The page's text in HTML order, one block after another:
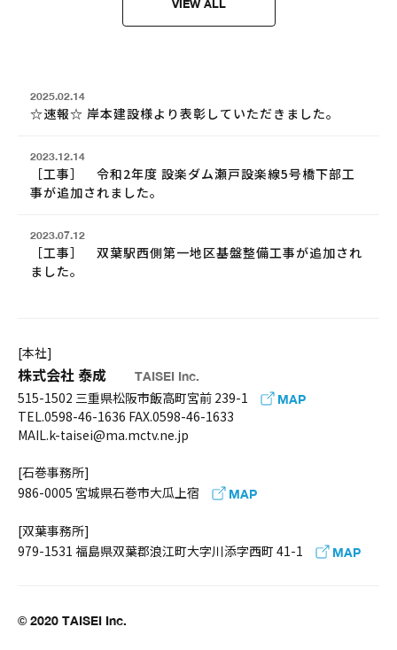
VIEW ALL
2025.02.14
☆速報☆ 岸本建設様より表彰していただきました。
2023.12.14
［工事］ 令和2年度 設楽ダム瀬戸設楽線5号橋下部工
事が追加されました。
2023.07.12
［工事］ 双葉駅西側第一地区基盤整備工事が追加され
ました。
[本社]
株式会社 泰成 TAISEI Inc.
515-1502 三重県松阪市飯高町宮前 239-1 MAP
TEL.0598-46-1636 FAX.0598-46-1633
MAIL.k-taisei@ma.mctv.ne.jp
[石巻事務所]
986-0005 宮城県石巻市大瓜上宿
MAP
[双葉事務所]
979-1531 福島県双葉郡浪江町大字川添字西町 41-1
MAP
© 2020 TAISEI Inc.